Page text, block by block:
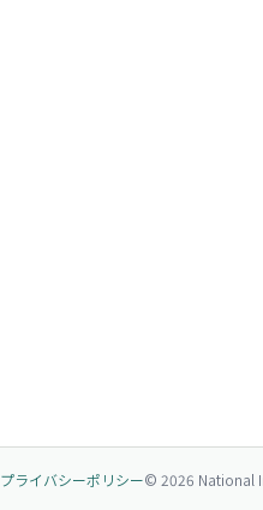
プライバシーポリシー© 2026 National